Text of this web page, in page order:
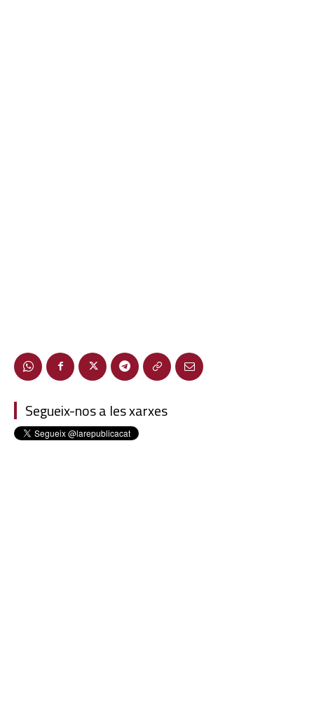
Segueix-nos a les xarxes